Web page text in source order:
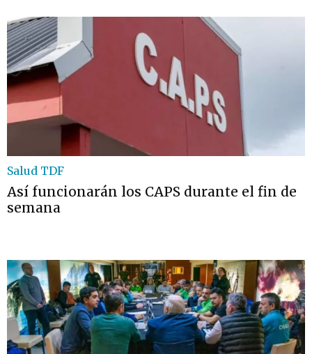
Salud TDF
Así funcionarán los CAPS durante el fin de
semana